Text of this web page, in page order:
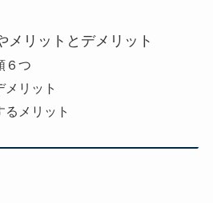
メリットとデメリット
６つ
メリット
るメリット